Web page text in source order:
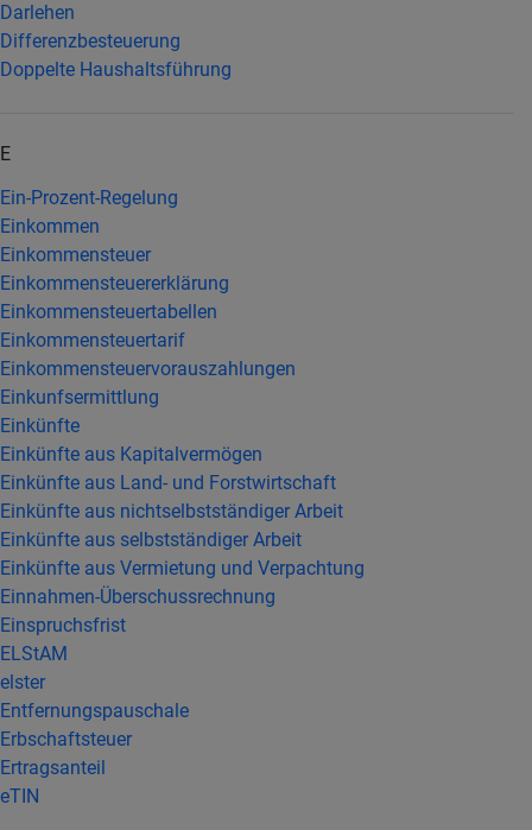
Darlehen
Differenzbesteuerung
Doppelte Haushaltsführung
E
Ein-Prozent-Regelung
Einkommen
Einkommensteuer
Einkommensteuererklärung
Einkommensteuertabellen
Einkommensteuertarif
Einkommensteuervorauszahlungen
Einkunfsermittlung
Einkünfte
Einkünfte aus Kapitalvermögen
Einkünfte aus Land- und Forstwirtschaft
Einkünfte aus nichtselbstständiger Arbeit
Einkünfte aus selbstständiger Arbeit
Einkünfte aus Vermietung und Verpachtung
Einnahmen-Überschussrechnung
Einspruchsfrist
ELStAM
elster
Entfernungspauschale
Erbschaftsteuer
Ertragsanteil
eTIN